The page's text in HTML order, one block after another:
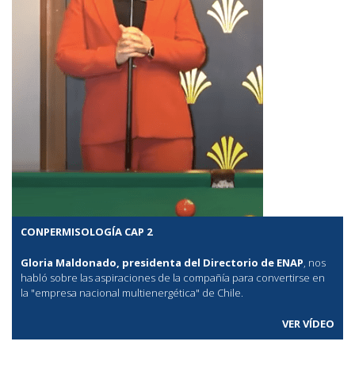
CONPERMISOLOGÍA CAP 2
Gloria Maldonado, presidenta del Directorio de ENAP, nos
habló sobre las aspiraciones de la compañía para convertirse en
la "empresa nacional multienergética" de Chile.
VER VÍDEO